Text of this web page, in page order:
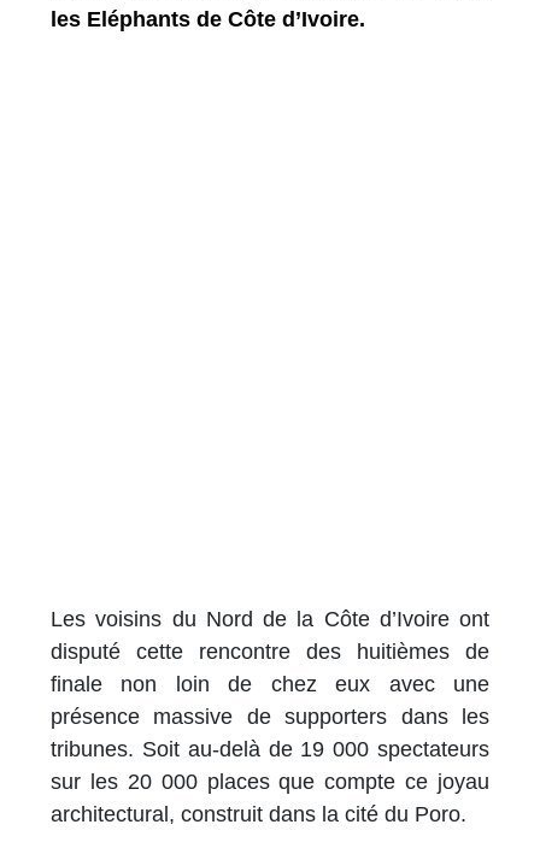
les Eléphants de Côte d’Ivoire.
Les voisins du Nord de la Côte d’Ivoire ont
disputé cette rencontre des huitièmes de
finale non loin de chez eux avec une
présence massive de supporters dans les
tribunes. Soit au-delà de 19 000 spectateurs
sur les 20 000 places que compte ce joyau
architectural, construit dans la cité du Poro.